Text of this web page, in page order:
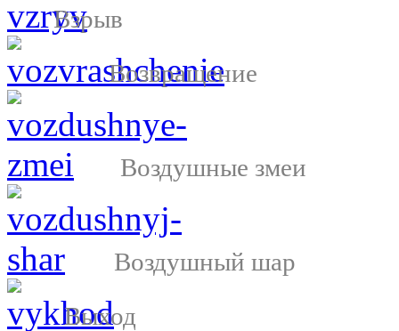
Взрыв
Возвращение
Воздушные змеи
Воздушный шар
Выход